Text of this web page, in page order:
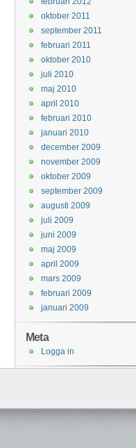
oktober 2011
september 2011
februari 2011
oktober 2010
juli 2010
maj 2010
april 2010
februari 2010
januari 2010
december 2009
november 2009
oktober 2009
september 2009
augusti 2009
juli 2009
juni 2009
maj 2009
april 2009
mars 2009
februari 2009
januari 2009
Meta
Logga in